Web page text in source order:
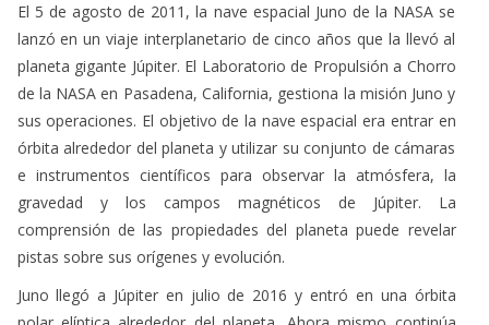
El 5 de agosto de 2011, la nave espacial Juno de la NASA se
lanzó en un viaje interplanetario de cinco años que la llevó al
planeta gigante Júpiter. El Laboratorio de Propulsión a Chorro
de la NASA en Pasadena, California, gestiona la misión Juno y
sus operaciones. El objetivo de la nave espacial era entrar en
órbita alrededor del planeta y utilizar su conjunto de cámaras
e instrumentos científicos para observar la atmósfera, la
gravedad y los campos magnéticos de Júpiter. La
comprensión de las propiedades del planeta puede revelar
pistas sobre sus orígenes y evolución.
Juno llegó a Júpiter en julio de 2016 y entró en una órbita